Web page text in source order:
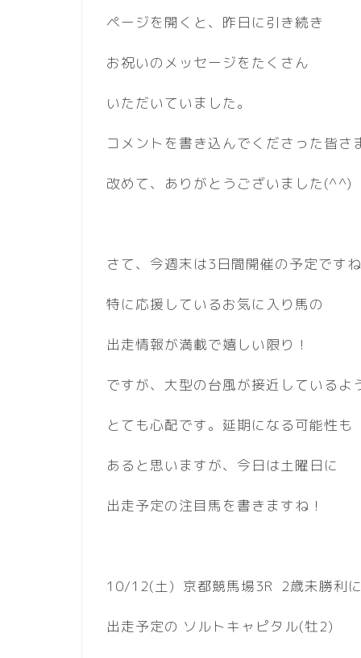
ページを開くと、昨日に引き続き
お祝いのメッセージをたくさん
いただいていました。
コメントを書き込んでくださった皆さ
改めて、ありがとうございました(^^)
さて、今週末は3日間開催の予定です
特に応援しているお気に入り馬の
出走情報が満載で嬉しい限り！
ですが、大型の台風が接近しているよ
とても心配です。延期になる可能性も
あると思いますが、今日は土曜日に
出走予定の注目馬を書きますね！
10/12(土) 京都競馬場3R 2歳未勝利
出走予定の ソルトキャピタル(牡2)